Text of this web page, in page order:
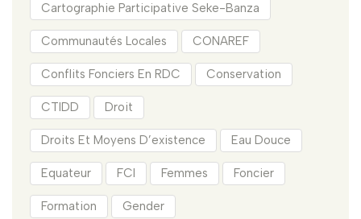
Cartographie Participative Seke-Banza
Communautés Locales CONAREF
Conflits Fonciers En RDC Conservation
CTIDD Droit
Droits Et Moyens D’existence Eau Douce
Equateur FCI Femmes Foncier
Formation Gender